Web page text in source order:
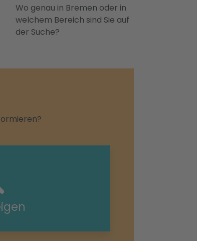
Wo genau in Bremen oder in
welchem Bereich sind Sie auf
der Suche?